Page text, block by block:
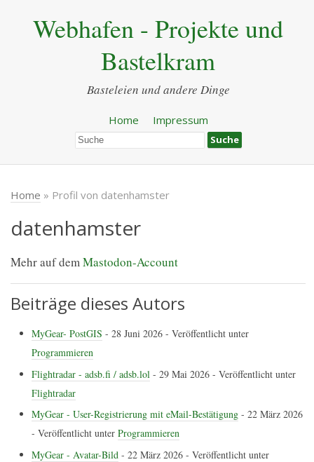
Webhafen - Projekte und
Bastelkram
Basteleien und andere Dinge
Home Impressum
Home » Profil von datenhamster
datenhamster
Mehr auf demMastodon-Account
Beiträge dieses Autors
MyGear- PostGIS - 28 Juni 2026 - Veröffentlicht unter
Programmieren
Flightradar - adsb.fi / adsb.lol - 29 Mai 2026 - Veröffentlicht unter
Flightradar
MyGear - User-Registrierung mit eMail-Bestätigung - 22 März 2026
- Veröffentlicht unter Programmieren
MyGear - Avatar-Bild - 22 März 2026 - Veröffentlicht unter